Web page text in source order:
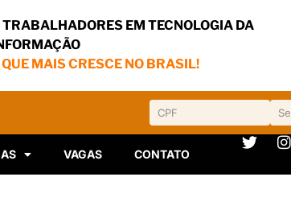
EM TECNOLOGIA DA
MAIS CRESCE NO BRASIL!
VAGAS CONTATO